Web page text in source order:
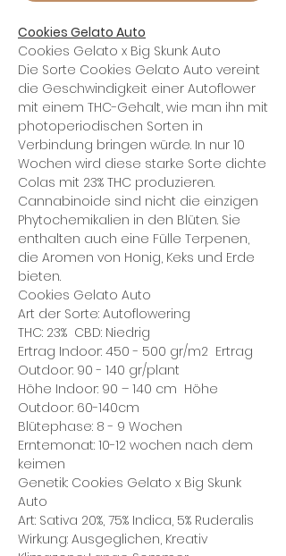
Cookies Gelato Auto
Cookies Gelato x Big Skunk Auto
Die Sorte Cookies Gelato Auto vereint
die Geschwindigkeit einer Autoflower
mit einem THC-Gehalt, wie man ihn mit
photoperiodischen Sorten in
Verbindung bringen würde. In nur 10
Wochen wird diese starke Sorte dichte
Colas mit 23% THC produzieren.
Cannabinoide sind nicht die einzigen
Phytochemikalien in den Blüten. Sie
enthalten auch eine Fülle Terpenen,
die Aromen von Honig, Keks und Erde
bieten.
Cookies Gelato Auto
Art der Sorte: Autoflowering
THC: 23% CBD: Niedrig
Ertrag Indoor: 450 - 500 gr/m2 Ertrag
Outdoor: 90 - 140 gr/plant
Höhe Indoor: 90 – 140 cm Höhe
Outdoor: 60-140cm
Blütephase: 8 - 9 Wochen
Erntemonat: 10-12 wochen nach dem
keimen
Genetik: Cookies Gelato x Big Skunk
Auto
Art: Sativa 20%, 75% Indica, 5% Ruderalis
Wirkung: Ausgeglichen, Kreativ